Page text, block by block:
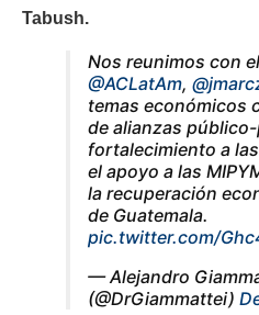
Tabush.
Nos reunimos con
@ACLatAm,
temas económicos
de alianzas
fortalecimiento a
el apoyo a las
la recuperación
de Guatemala.
pic.twitter.com/
— Alejandro
(@DrGiammattei)